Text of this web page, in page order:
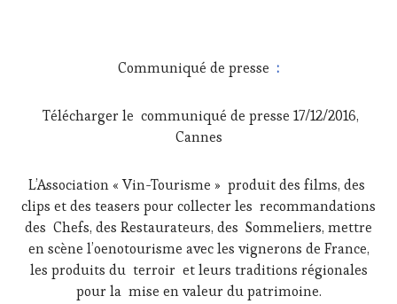
Communiqué de presse :
Télécharger le communiqué de presse 17/12/2016,
Cannes
L’Association « Vin-Tourisme » produit des films, des
clips et des teasers pour collecter les recommandations
des Chefs, des Restaurateurs, des Sommeliers, mettre
en scène l’oenotourisme avec les vignerons de France,
les produits du terroir et leurs traditions régionales
pour la mise en valeur du patrimoine.